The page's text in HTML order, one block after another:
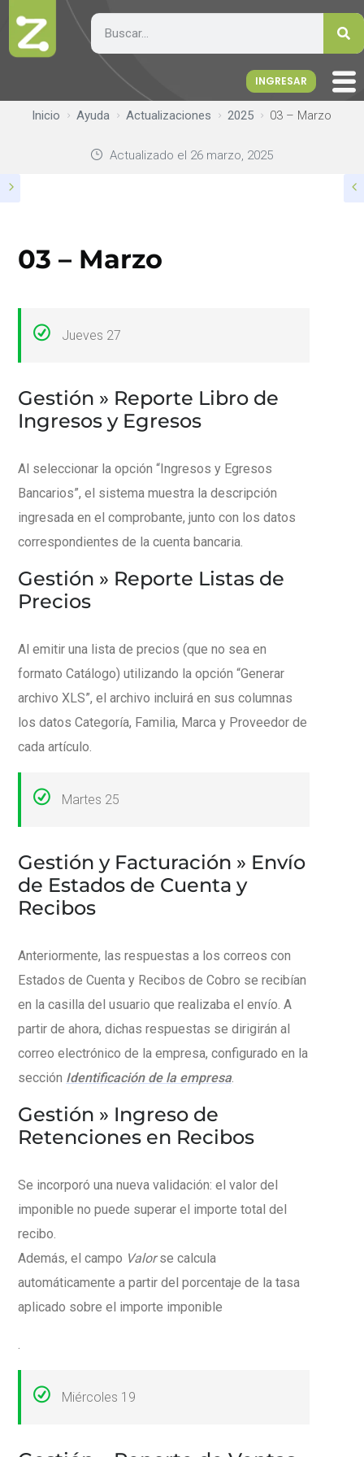
INGRESAR
Inicio Ayuda Actualizaciones 2025 03 – Marzo
Actualizado el 26 marzo, 2025
03 – Marzo
Jueves 27
Gestión » Reporte Libro de
Ingresos y Egresos
Al seleccionar la opción “Ingresos y Egresos
Bancarios”, el sistema muestra la descripción
ingresada en el comprobante, junto con los datos
correspondientes de la cuenta bancaria.
Gestión » Reporte Listas de
Precios
Al emitir una lista de precios (que no sea en
formato Catálogo) utilizando la opción “Generar
archivo XLS”, el archivo incluirá en sus columnas
los datos Categoría, Familia, Marca y Proveedor de
cada artículo.
Martes 25
Gestión y Facturación » Envío
de Estados de Cuenta y
Recibos
Anteriormente, las respuestas a los correos con
Estados de Cuenta y Recibos de Cobro se recibían
en la casilla del usuario que realizaba el envío. A
partir de ahora, dichas respuestas se dirigirán al
correo electrónico de la empresa, configurado en la
sección Identificación de la empresa.
Gestión » Ingreso de
Retenciones en Recibos
Se incorporó una nueva validación: el valor del
imponible no puede superar el importe total del
recibo.
Además, el campo Valorse calcula
automáticamente a partir del porcentaje de la tasa
aplicado sobre el importe imponible
.
Miércoles 19